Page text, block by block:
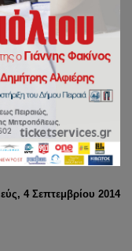
για
4 Σεπτεμβρίου 2014